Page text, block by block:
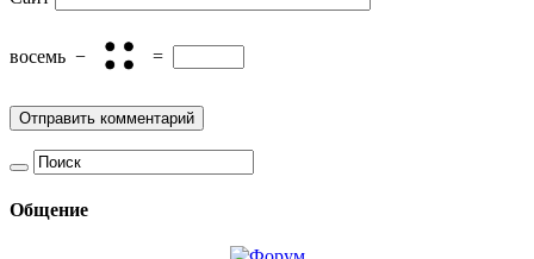
восемь − =
Общение